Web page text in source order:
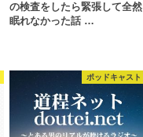
の検査をしたら緊張して全然
眠れなかった話 …
ポッドキャスト